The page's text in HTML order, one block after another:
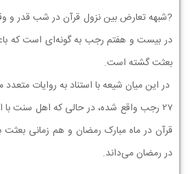
?شبهه تعارض بین نزول قرآن در شب قدر و
در بیست و هفتم رجب به گونه‌ای است که
بعثت گشته است.
در این میان شیعه با استناد به روایات
27 رجب واقع شده، در حالی که اهل سنت با
قرآن در ماه مبارک رمضان و هم زمانی بعثت
در رمضان می‌داند.